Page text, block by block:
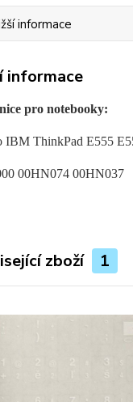
informace
informace
pro notebooky:
IBM ThinkPad E555
00HN074 00HN037
zboží 1